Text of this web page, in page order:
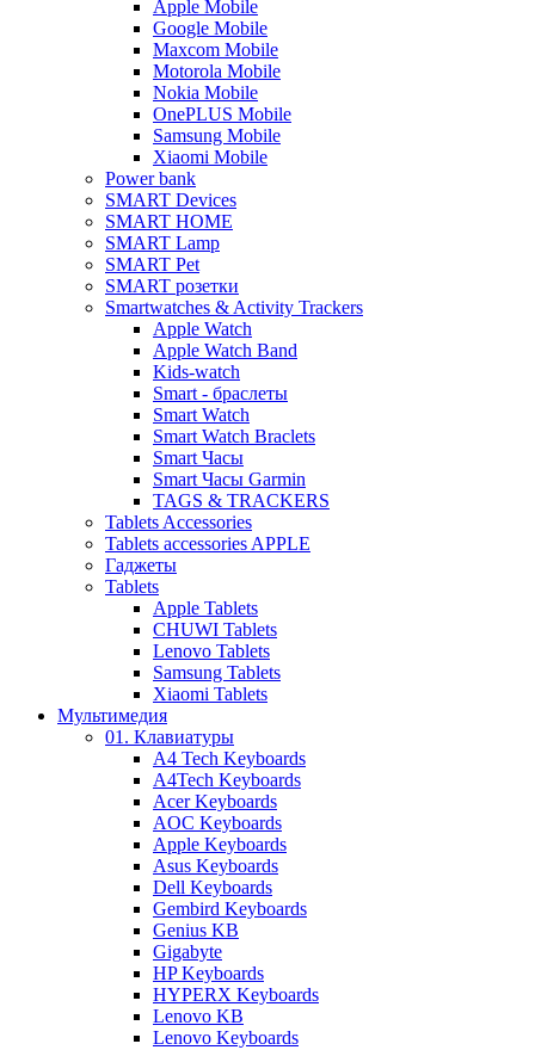
Apple Mobile
Google Mobile
Maxcom Mobile
Motorola Mobile
Nokia Mobile
OnePLUS Mobile
Samsung Mobile
Xiaomi Mobile
Power bank
SMART Devices
SMART HOME
SMART Lamp
SMART Pet
SMART розетки
Smartwatches & Activity Trackers
Apple Watch
Apple Watch Band
Kids-watch
Smart - браслеты
Smart Watch
Smart Watch Braclets
Smart Часы
Smart Часы Garmin
TAGS & TRACKERS
Tablets Accessories
Tablets accessories APPLE
Гаджеты
Tablets
Apple Tablets
CHUWI Tablets
Lenovo Tablets
Samsung Tablets
Xiaomi Tablets
Мультимедия
01. Клавиатуры
A4 Tech Keyboards
A4Tech Keyboards
Acer Keyboards
AOC Keyboards
Apple Keyboards
Asus Keyboards
Dell Keyboards
Gembird Keyboards
Genius KB
Gigabyte
HP Keyboards
HYPERX Keyboards
Lenovo KB
Lenovo Keyboards